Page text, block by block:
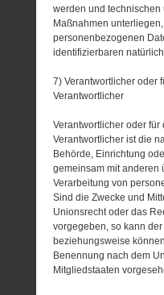
werden und
Maßnahmen
personenbezogenen
identifizierbaren
7) Verantwortlicher oder
Verantwortlicher
Verantwortlicher oder für
Verantwortlicher ist die
Behörde, Einrichtung
gemeinsam mit anderen
Verarbeitung von
Sind die Zwecke und
Unionsrecht oder das
vorgegeben, so kann
beziehungsweise
Benennung nach dem
Mitgliedstaaten